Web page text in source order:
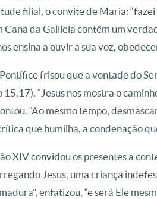
filial, o convite de Maria: “fazei
Caná da Galileia contêm um
ensina a ouvir a sua voz,
frisou que a vontade do
15,17). “Jesus nos mostra o
“Ao mesmo tempo,
que humilha, a condenação
XIV convidou os presentes a
Jesus, uma criança
enfatizou, “e será Ele